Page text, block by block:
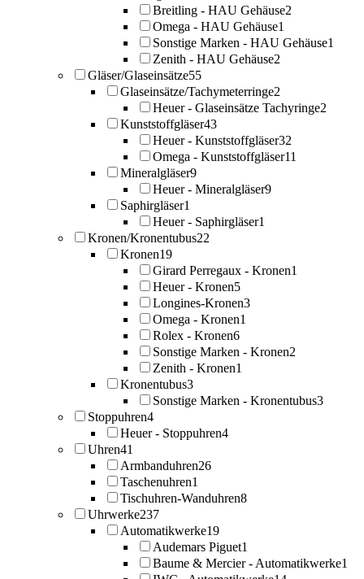
Breitling - HAU Gehäuse2
Omega - HAU Gehäuse1
Sonstige Marken - HAU Gehäuse1
Zenith - HAU Gehäuse2
Gläser/Glaseinsätze55
Glaseinsätze/Tachymeterringe2
Heuer - Glaseinsätze Tachyringe2
Kunststoffgläser43
Heuer - Kunststoffgläser32
Omega - Kunststoffgläser11
Mineralgläser9
Heuer - Mineralgläser9
Saphirgläser1
Heuer - Saphirgläser1
Kronen/Kronentubus22
Kronen19
Girard Perregaux - Kronen1
Heuer - Kronen5
Longines-Kronen3
Omega - Kronen1
Rolex - Kronen6
Sonstige Marken - Kronen2
Zenith - Kronen1
Kronentubus3
Sonstige Marken - Kronentubus3
Stoppuhren4
Heuer - Stoppuhren4
Uhren41
Armbanduhren26
Taschenuhren1
Tischuhren-Wanduhren8
Uhrwerke237
Automatikwerke19
Audemars Piguet1
Baume & Mercier - Automatikwerke1